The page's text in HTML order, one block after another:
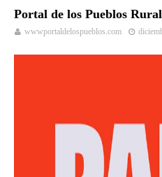
Portal de los Pueblos
wwwportaldelospueblos.com